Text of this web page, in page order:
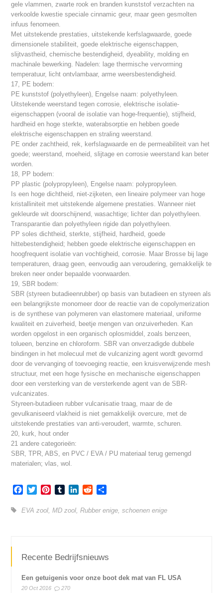
gele vlammen, zwarte rook en branden kunststof verzachten na
verkoolde kwestie speciale cinnamic geur, maar geen gesmolten
infuus fenomeen.
Met uitstekende prestaties, uitstekende kerfslagwaarde, goede
dimensionele stabiliteit, goede elektrische eigenschappen,
slijtvastheid, chemische bestendigheid, dyeability, molding en
machinale bewerking. Nadelen: lage thermische vervorming
temperatuur, licht ontvlambaar, arme weersbestendigheid.
17, PE bodem:
PE kunststof (polyethyleen), Engelse naam: polyethyleen.
Uitstekende weerstand tegen corrosie, elektrische isolatie-
eigenschappen (vooral de isolatie van hoge-frequentie), stijfheid,
hardheid en hoge sterkte, waterabsorptie en hebben goede
elektrische eigenschappen en straling weerstand.
PE onder zachtheid, rek, kerfslagwaarde en de permeabiliteit van het
goede; weerstand, moeheid, slijtage en corrosie weerstand kan beter
worden.
18, PP bodem:
PP plastic (polypropyleen), Engelse naam: polypropyleen.
Is een hoge dichtheid, niet-zijketen, een lineaire polymeer van hoge
kristalliniteit met uitstekende algemene prestaties. Wanneer niet
gekleurde wit doorschijnend, wasachtige; lichter dan polyethyleen.
Transparantie dan polyethyleen rigide dan polyethyleen.
PP soles dichtheid, sterkte, stijfheid, hardheid, goede
hittebestendigheid; hebben goede elektrische eigenschappen en
hoogfrequent isolatie van vochtigheid, corrosie. Maar Brosse bij lage
temperaturen, draag geen, eenvoudig aan veroudering, gemakkelijk te
breken neer onder bepaalde voorwaarden.
19, SBR bodem:
SBR (styreen butadieenrubber) op basis van butadieen en styreen als
een belangrijkste monomeer door de reactie van de copolymerization
is de synthese van polymeren van elastomere materiaal, uniforme
kwaliteit en zuiverheid, beetje mengen van onzuiverheden. Kan
worden opgelost in een organisch oplosmiddel, zoals benzeen,
tolueen, benzine en chloroform. SBR van onverzadigde dubbele
bindingen in het molecuul met de vulcanizing agent wordt gevormd
door de vervanging of toevoeging reactie, een kruisverwijzende mesh
structuur, met een hoge fysische en mechanische eigenschappen
door een versterking van de versterkende agent van de SBR-
vulcanizates.
Styreen-butadieen rubber vulcanisatie traag, maar de de
gevulkaniseerd vlakheid is niet gemakkelijk overcure, met de
uitstekende prestaties van anti-veroudert, warmte, schuren.
20, kurk, hout onder
21 andere categorieën:
SBR, TPR, ABS, en PVC / EVA / PU materiaal terug gemengd
materialen; vlas, wol.
Facebook
TwitterPinterestTumblrLinkedInReddit
EVA zool,MD zool,Rubber enige,schoenen enige
Recente Bedrijfsnieuws
Een getuigenis voor onze boot dek mat van FL USA
20 Oct 2016 270